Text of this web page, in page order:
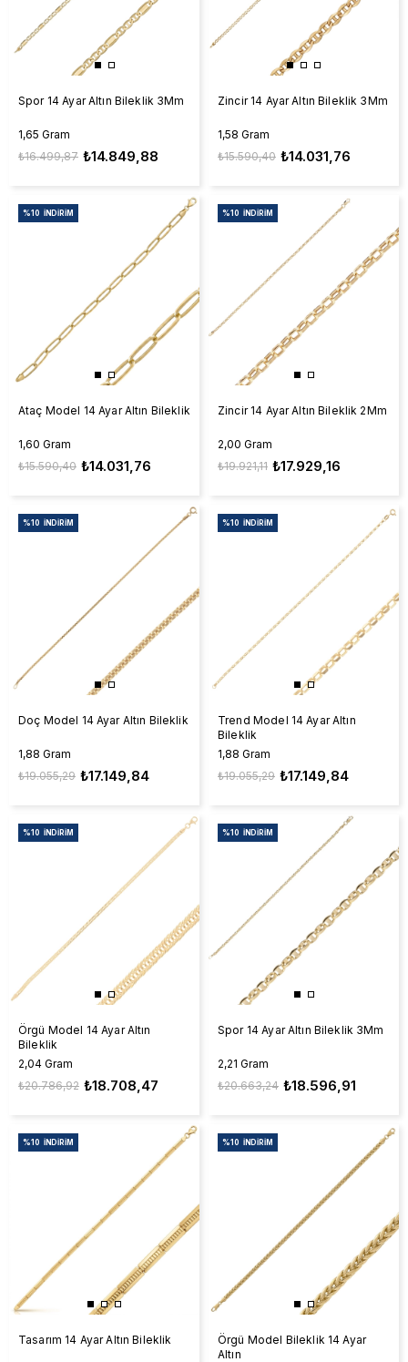
Spor 14 Ayar Altın Bileklik 3Mm
1,65 Gram
₺14.849,88
₺16.499,87
Zincir 14 Ayar Altın Bileklik 3Mm
1,58 Gram
₺14.031,76
₺15.590,40
Ataç Model 14 Ayar Altın Bileklik
1,60 Gram
₺14.031,76
₺15.590,40
%10 İNDIRIM
Zincir 14 Ayar Altın Bileklik 2Mm
2,00 Gram
₺17.929,16
₺19.921,11
%10 İNDIRIM
Doç Model 14 Ayar Altın Bileklik
1,88 Gram
₺17.149,84
₺19.055,29
%10 İNDIRIM
Trend Model 14 Ayar Altın
Bileklik
1,88 Gram
₺17.149,84
₺19.055,29
%10 İNDIRIM
Örgü Model 14 Ayar Altın
Bileklik
2,04 Gram
₺18.708,47
₺20.786,92
%10 İNDIRIM
Spor 14 Ayar Altın Bileklik 3Mm
2,21 Gram
₺18.596,91
₺20.663,24
%10 İNDIRIM
Tasarım 14 Ayar Altın Bileklik
%10 İNDIRIM
Örgü Model Bileklik 14 Ayar
Altın
%10 İNDIRIM